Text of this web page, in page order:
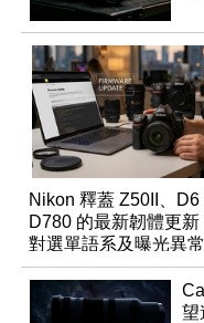
Nikon 釋蓋 Z50II、D6
D780 的最新韌體更新
對選單語系及曝光異
行修復
望